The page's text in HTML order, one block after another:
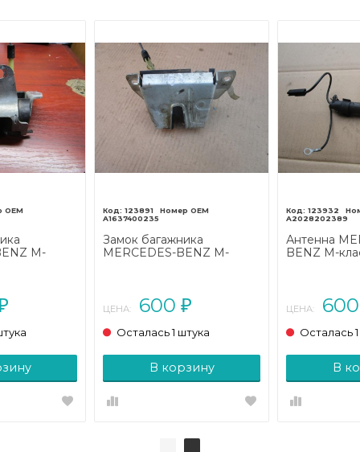
M-
123891
A1637400235
Замок багажника
MERCEDES-BENZ M-
ЦЕНА: 600 ₽
Осталась 1 штука
В корзину
123932
A2028202389
Антенна
BENZ M-
ЦЕНА:
Осталась
В